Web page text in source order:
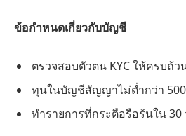
ข้อกำหนดเกี่ยวกับบัญชี
ตรวจสอบตัวตน KYC ให้ครบถ้ว
ทุนในบัญชีสัญญาไม่ต่ำกว่า 500
ทำรายการที่กระตือรือร้นใน